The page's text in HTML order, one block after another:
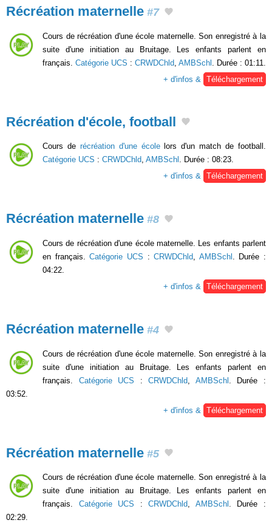
Récréation maternelle #7
Cours de récréation d'une école maternelle. Son enregistré à la
suite d'une initiation au Bruitage. Les enfants parlent en
français. Catégorie UCS : CRWDChld AMBSchl . Durée : 01:11.
+ d'infos &
Téléchargement
Récréation d'école, football
Cours de récréation d'une écolelors d'un match de football.
Catégorie UCS : CRWDChld, AMBSchl . Durée : 08:23.
+ d'infos & Téléchargement
Récréation maternelle #8
Cours de récréation d'une école maternelle. Les enfants parlent
en français.Catégorie UCS :CRWDChld AMBSchl
. Durée :
04:22.
+ d'infos &
Téléchargement
Récréation maternelle #4
Cours de récréation d'une école maternelle. Son enregistré à la
suite d'une initiation au Bruitage. Les enfants parlent en
français. Catégorie UCS :CRWDChld AMBSchl . Durée :
03:52.
+ d'infos &
Téléchargement
Récréation maternelle #5
Cours de récréation d'une école maternelle. Son enregistré à la
suite d'une initiation au Bruitage. Les enfants parlent en
français. Catégorie UCS :CRWDChld, AMBSchl . Durée :
02:29.